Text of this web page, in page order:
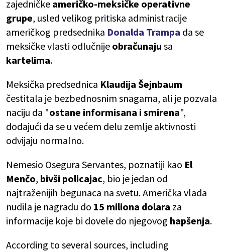
zajedničke američko-meksičke operativne
grupe, usled velikog pritiska administracije
američkog predsednika Donalda Trampa da se
meksičke vlasti odlučnije obračunaju sa
kartelima.
Meksička predsednica Klaudija Šejnbaum
čestitala je bezbednosnim snagama, ali je pozvala
naciju da "ostane informisana i smirena",
dodajući da se u većem delu zemlje aktivnosti
odvijaju normalno.
Nemesio Osegura Servantes, poznatiji kao El
Menčo, bivši policajac, bio je jedan od
najtraženijih begunaca na svetu. Američka vlada
nudila je nagradu do 15 miliona dolara za
informacije koje bi dovele do njegovog hapšenja.
According to several sources, including